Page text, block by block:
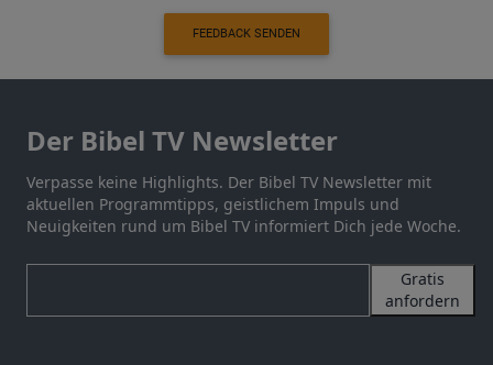
FEEDBACK SENDEN
Der Bibel TV Newsletter
Verpasse keine Highlights. Der Bibel TV Newsletter mit
aktuellen Programmtipps, geistlichem Impuls und
Neuigkeiten rund um Bibel TV informiert Dich jede Woche.
Gratis
anfordern